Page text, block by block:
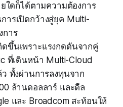
ใดก็ได้ตามความต้องการ
ารเปิดกว้างสู่ยุค Multi-
การ
ดขึ้นเพราะแรงกดดันจากคู่
ที่เดินหน้า Multi-Cloud
ทั้งผ่านการลงทุนจาก
ล้านดอลลาร์ และดีล
และ Broadcom สะท้อนให้